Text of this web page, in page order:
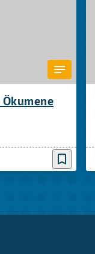
bookmark_border